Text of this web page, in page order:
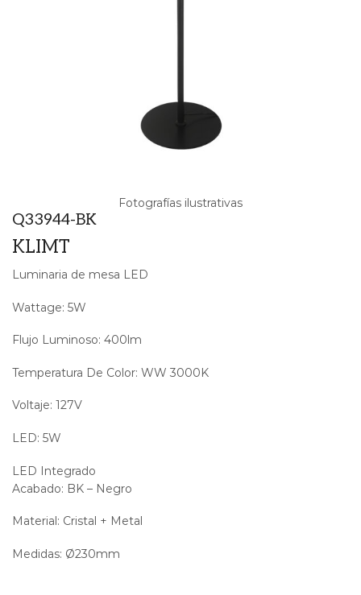
Fotografías ilustrativas
Q33944-BK
KLIMT
Luminaria de mesa LED
Wattage: 5W
Flujo Luminoso: 400lm
Temperatura De Color: WW 3000K
Voltaje: 127V
LED: 5W
LED Integrado
Acabado: BK – Negro
Material: Cristal + Metal
Medidas: Ø230mm